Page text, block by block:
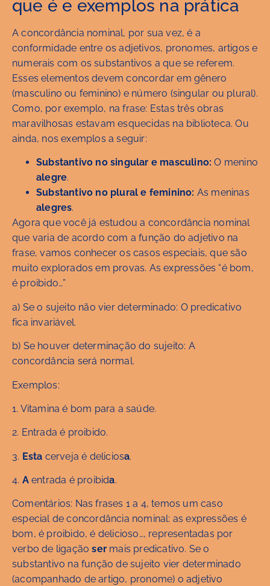
que é e exemplos na prática
A concordância nominal, por sua vez, é a
conformidade entre os adjetivos, pronomes, artigos e
numerais com os substantivos a que se referem.
Esses elementos devem concordar em gênero
(masculino ou feminino) e número (singular ou plural).
Como, por exemplo, na frase: Estas três obras
maravilhosas estavam esquecidas na biblioteca. Ou
ainda, nos exemplos a seguir:
Substantivo no singular e masculino: O menino
alegre.
Substantivo no plural e feminino: As meninas
alegres.
Agora que você já estudou a concordância nominal
que varia de acordo com a função do adjetivo na
frase, vamos conhecer os casos especiais, que são
muito explorados em provas. As expressões “é bom,
é proibido…”
a) Se o sujeito não vier determinado: O predicativo
fica invariável.
b) Se houver determinação do sujeito: A
concordância será normal.
Exemplos:
1. Vitamina é bom para a saúde.
2. Entrada é proibido.
3. Esta cerveja é deliciosa.
4. Aentrada é proibida.
Comentários: Nas frases 1 a 4, temos um caso
especial de concordância nominal: as expressões é
bom, é proibido, é delicioso…, representadas por
verbo de ligaçãoser mais predicativo. Se o
substantivo na função de sujeito vier determinado
(acompanhado de artigo, pronome) o adjetivo